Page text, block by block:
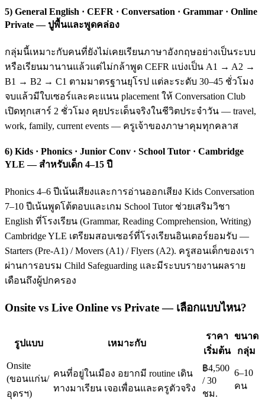
5) General English · CEFR · Conversation · Grammar · Online
Private — ปูพื้นและพูดคล่อง
กลุ่มนี้เหมาะกับคนที่ยังไม่เคยเรียนภาษาอังกฤษอย่างเป็นระบบ
หรือเรียนมานานแล้วแต่ไม่กล้าพูด CEFR แบ่งเป็น A1 → A2 →
B1 → B2 → C1 ตามมาตรฐานยุโรป แต่ละระดับ 30–45 ชั่วโมง
จบแล้วมีใบเซอร์และคะแนน placement ให้ Conversation Club
เปิดทุกเสาร์ 2 ชั่วโมง คุยประเด็นจริงในชีวิตประจำวัน — travel,
work, family, current events — ครูเจ้าของภาษาคุมทุกคลาส
6) Kids · Phonics · Junior Conv · School Tutor · Cambridge
YLE — สำหรับเด็ก 4–15 ปี
Phonics 4–6 ปีเน้นเสียงและการอ่านออกเสียง Kids Conversation
7–10 ปีเน้นพูดโต้ตอบและเกม School Tutor ช่วยเสริมวิชา
English ที่โรงเรียน (Grammar, Reading Comprehension, Writing)
Cambridge YLE เตรียมสอบเซอร์ที่โรงเรียนอินเตอร์ยอมรับ —
Starters (Pre-A1) / Movers (A1) / Flyers (A2). ครูสอนเด็กของเรา
ผ่านการอบรม Child Safeguarding และมีระบบรายงานผลราย
เดือนถึงผู้ปกครอง
Onsite vs Live Online vs Private — เลือกแบบไหน?
รูปแบบ เหมาะกับ
ราคา
เริ่มต้น
ขนาด
กลุ่ม
Onsite
(ขอนแก่น/
อุดรฯ)
คนที่อยู่ในเมือง อยากมี routine เดิน
ทางมาเรียน เจอเพื่อนและครูตัวจริง
฿4,500
/ 30
ชม.
6–10
คน